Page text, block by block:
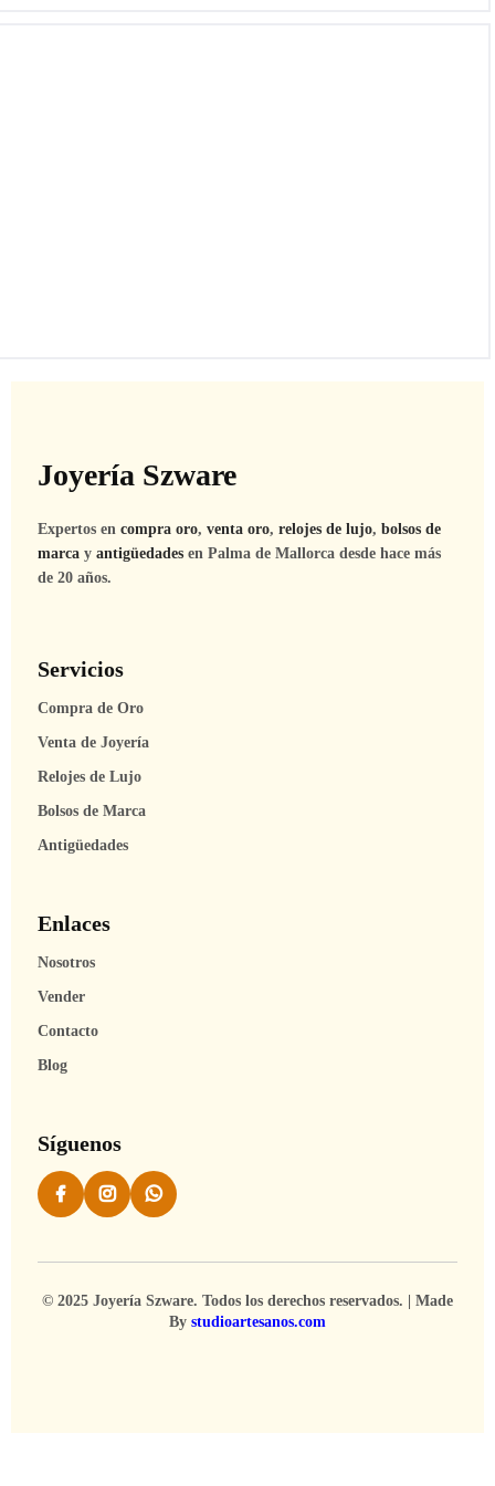
Joyería Szware
Expertos en compra oro, venta oro, relojes de lujo, bolsos de
marca y antigüedades en Palma de Mallorca desde hace más
de 20 años.
Servicios
Compra de Oro
Venta de Joyería
Relojes de Lujo
Bolsos de Marca
Antigüedades
Enlaces
Nosotros
Vender
Contacto
Blog
Síguenos
© 2025 Joyería Szware. Todos los derechos reservados. | Made
By studioartesanos.com